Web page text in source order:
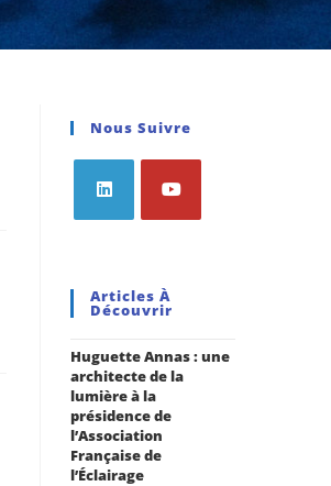
Nous Suivre
Articles À
Découvrir
Huguette Annas : une
architecte de la
lumière à la
présidence de
l’Association
Française de
l’Éclairage